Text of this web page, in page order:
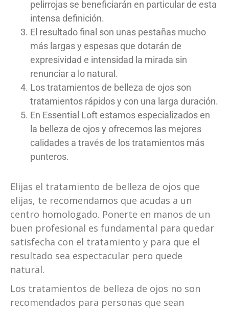
pelirrojas se beneficiarán en particular de esta
intensa definición.
El resultado final son unas pestañas mucho
más largas y espesas que dotarán de
expresividad e intensidad la mirada sin
renunciar a lo natural.
Los tratamientos de belleza de ojos son
tratamientos rápidos y con una larga duración.
En Essential Loft estamos especializados en
la belleza de ojos y ofrecemos las mejores
calidades a través de los tratamientos más
punteros.
Elijas el tratamiento de belleza de ojos que
elijas, te recomendamos que acudas a un
centro homologado. Ponerte en manos de un
buen profesional es fundamental para quedar
satisfecha con el tratamiento y para que el
resultado sea espectacular pero quede
natural.
Los tratamientos de belleza de ojos no son
recomendados para personas que sean